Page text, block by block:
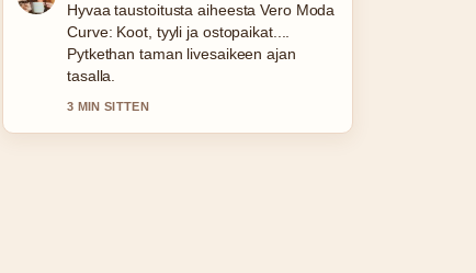
Hyvaa taustoitusta aiheesta Vero Moda
Curve: Koot, tyyli ja ostopaikat....
Pytkethan taman livesaikeen ajan
tasalla.
3 MIN SITTEN